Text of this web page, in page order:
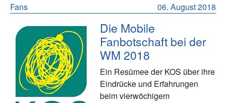
06. August 2018
Fans
Die Mobile
Fanbotschaft bei der
WM 2018
Ein Resümee der KOS über ihre
Eindrücke und Erfahrungen
beim vierwöchigem